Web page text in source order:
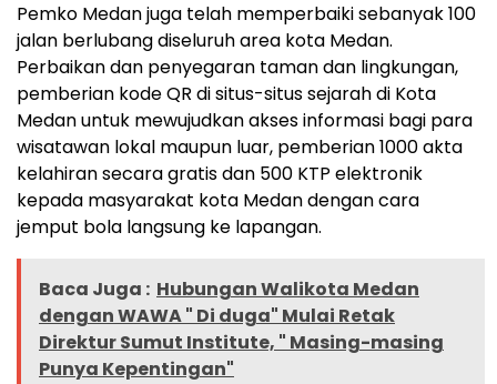
Pemko Medan juga telah memperbaiki sebanyak 100
jalan berlubang diseluruh area kota Medan.
Perbaikan dan penyegaran taman dan lingkungan,
pemberian kode QR di situs-situs sejarah di Kota
Medan untuk mewujudkan akses informasi bagi para
wisatawan lokal maupun luar, pemberian 1000 akta
kelahiran secara gratis dan 500 KTP elektronik
kepada masyarakat kota Medan dengan cara
jemput bola langsung ke lapangan.
Baca Juga : Hubungan Walikota Medan
dengan WAWA " Di duga" Mulai Retak
Direktur Sumut Institute, " Masing-masing
Punya Kepentingan"